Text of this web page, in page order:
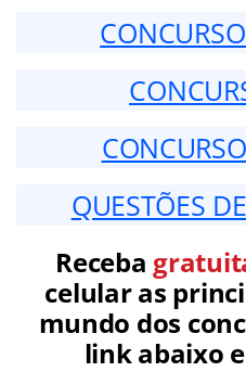
QUESTÕES
Receba
celular as
mundo dos
link abaixo